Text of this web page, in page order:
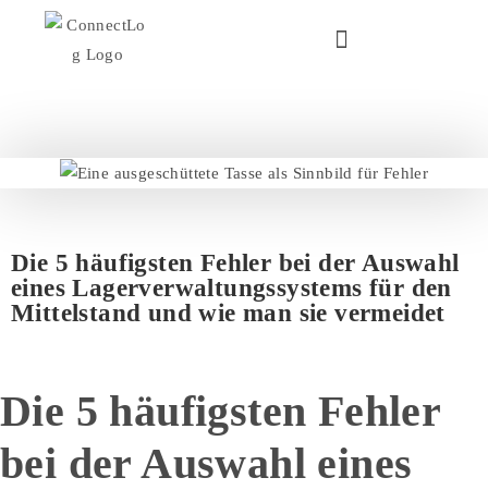
Die 5 häufigsten Fehler bei der Auswahl
eines Lagerverwaltungssystems für den
Mittelstand und wie man sie vermeidet
Die 5 häufigsten Fehler
bei der Auswahl eines